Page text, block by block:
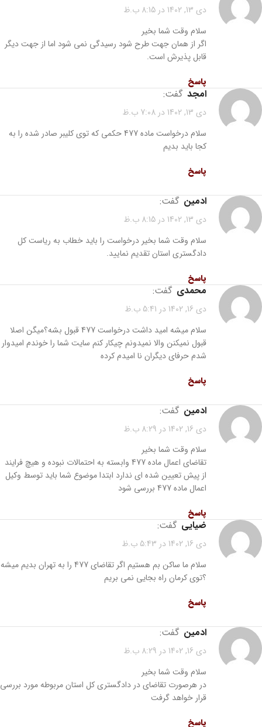
دی 13, 1402 در 8:15 ب.ظ
سلام وقت شما بخیر
اگر از همان جهت طرح شود رسیدگی نمی شود اما از جهت دیگر
قابل پذیرش است.
پاسخ
امجد گفت:
دی 13, 1402 در 7:08 ب.ظ
سلام درخواست ماده 477 حکمی که توی کلیبر صادر شده را به
کجا باید بدیم
پاسخ
ادمین گفت:
دی 13, 1402 در 8:15 ب.ظ
سلام وقت شما بخیر درخواست را باید خطاب به ریاست کل
دادگستری استان تقدیم نمایید.
پاسخ
محمدی گفت:
دی 16, 1402 در 5:41 ب.ظ
سلام میشه امید داشت درخواست 477 قبول بشه؟میگن اصلا
قبول نمیکنن والا نمیدونم چیکار کنم سایت شما را خوندم امیدوار
شدم حرفای دیگران نا امیدم کرده
پاسخ
ادمین گفت:
دی 16, 1402 در 8:29 ب.ظ
سلام وقت شما بخیر
تقاضای اعمال ماده 477 وابسته به احتمالات نبوده و هیچ فرایند
از پیش تعیین شده ای ندارد ابتدا موضوع شما باید توسط وکیل
اعمال ماده 477 بررسی شود
پاسخ
ضیایی گفت:
دی 16, 1402 در 5:43 ب.ظ
سلام ما ساکن بم هستیم اگر تقاضای 477 را به تهران بدیم میشه
؟توی کرمان راه بجایی نمی بریم
پاسخ
ادمین گفت:
دی 16, 1402 در 8:29 ب.ظ
سلام وقت شما بخیر
در هرصورت تقاضای در دادگستری کل استان مربوطه مورد بررسی
قرار خواهد گرفت
پاسخ